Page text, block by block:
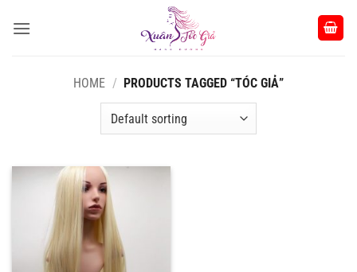
qua
HOME / PRODUCTS TAGGED “TÓC GIẢ”